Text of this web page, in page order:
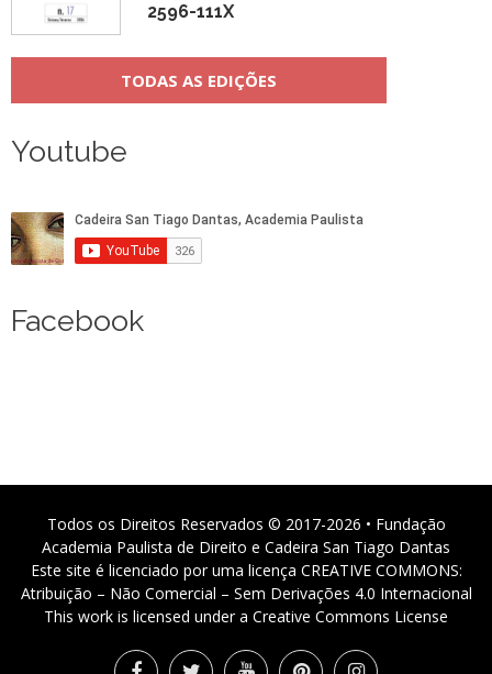
2596-111X
TODAS AS EDIÇÕES
Youtube
Facebook
Todos os Direitos Reservados © 2017-2026 • Fundação
Academia Paulista de Direito e Cadeira San Tiago Dantas
Este site é licenciado por uma licença CREATIVE COMMONS:
Atribuição – Não Comercial – Sem Derivações 4.0 Internacional
This work is licensed under a Creative Commons License